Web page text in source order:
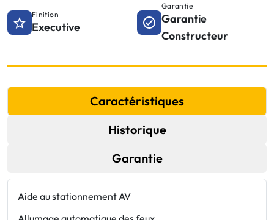
Finition
Executive
Garantie
Garantie
Constructeur
Caractéristiques
Historique
Garantie
Aide au stationnement AV